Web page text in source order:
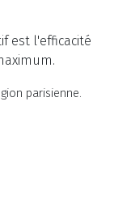
est l'efficacité
parisienne.